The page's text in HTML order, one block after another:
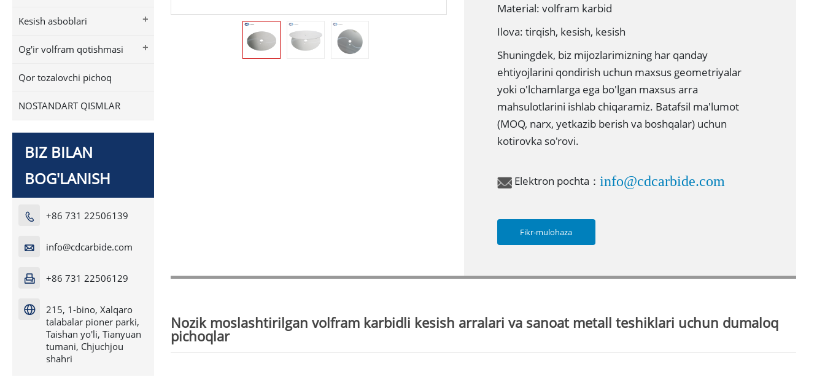
+
Kesish asboblari
+
Og'ir volfram qotishmasi
Qor tozalovchi pichoq
NOSTANDART QISMLAR
BIZ BILAN
BOG'LANISH
 +86 731 22506139
 info@cdcarbide.com
 +86 731 22506129

215, 1-bino, Xalqaro
talabalar pioner parki,
Taishan yo'li, Tianyuan
tumani, Chjuchjou
shahri
Material: volfram karbid
Ilova: tirqish, kesish, kesish
Shuningdek, biz mijozlarimizning har qanday
ehtiyojlarini qondirish uchun maxsus geometriyalar
yoki o'lchamlarga ega bo'lgan maxsus arra
mahsulotlarini ishlab chiqaramiz. Batafsil ma'lumot
(MOQ, narx, yetkazib berish va boshqalar) uchun
kotirovka so'rovi.
Elektron pochta： info@cdcarbide.com
Fikr-mulohaza
Nozik moslashtirilgan volfram karbidli kesish arralari va sanoat metall teshiklari uchun dumaloq
pichoqlar